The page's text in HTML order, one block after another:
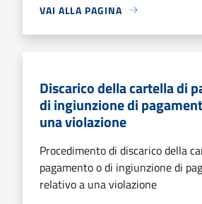
VAI ALLA PAGINA
Discarico della cartella di
di ingiunzione di
una violazione
Procedimento di discarico della
pagamento o di ingiunzione di
relativo a una violazione